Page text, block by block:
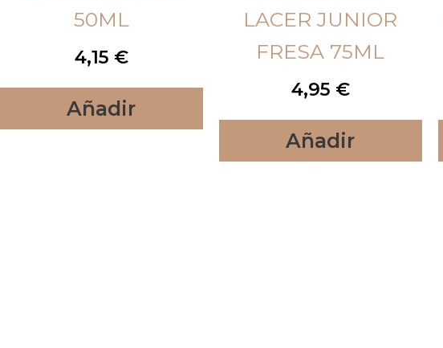
50ML
4,15 €
Añadir
LACER JUNIOR
FRESA 75ML
4,95 €
Añadir